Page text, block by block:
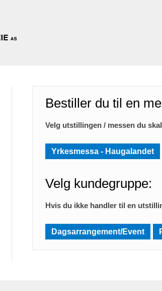
Bestiller du til en
Velg utstillingen / messen du
Yrkesmessa - Haugalandet
Velg kundegruppe:
Hvis du ikke handler til en
Dagsarrangement/Event